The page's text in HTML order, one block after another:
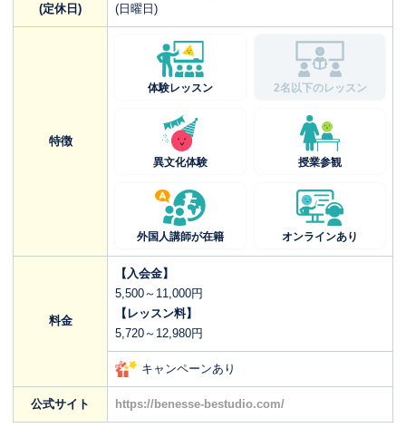
(定休日)
(日曜日)
特徴
体験レッスン 2名以下のレッスン
異文化体験 授業参観
外国人講師が在籍 オンラインあり
料金
【入会金】
5,500～11,000円
【レッスン料】
5,720～12,980円
キャンペーンあり
公式サイト https://benesse-bestudio.com/